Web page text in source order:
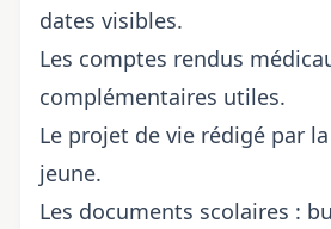
dates visibles.
Les comptes rendus
complémentaires utiles.
Le projet de vie rédigé par
jeune.
Les documents scolaires :